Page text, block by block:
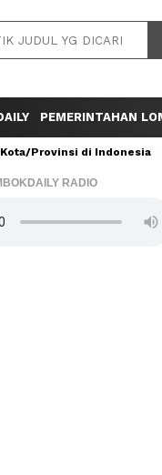
PEMERINTAHAN
Provinsi di Indonesia
RADIO